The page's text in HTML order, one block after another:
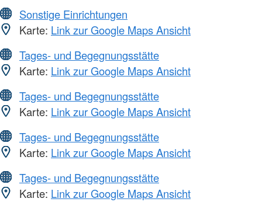
Sonstige Einrichtungen
Karte: Link zur Google Maps Ansicht
Tages- und Begegnungsstätte
Karte: Link zur Google Maps Ansicht
Tages- und Begegnungsstätte
Karte: Link zur Google Maps Ansicht
Tages- und Begegnungsstätte
Karte: Link zur Google Maps Ansicht
Tages- und Begegnungsstätte
Karte: Link zur Google Maps Ansicht